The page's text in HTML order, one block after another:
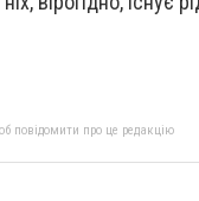
повідомити про це редакцію